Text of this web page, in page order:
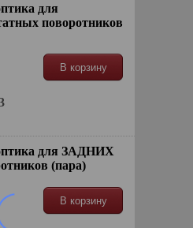
для
поворотников
В корзину
для ЗАДНИХ
(пара)
В корзину